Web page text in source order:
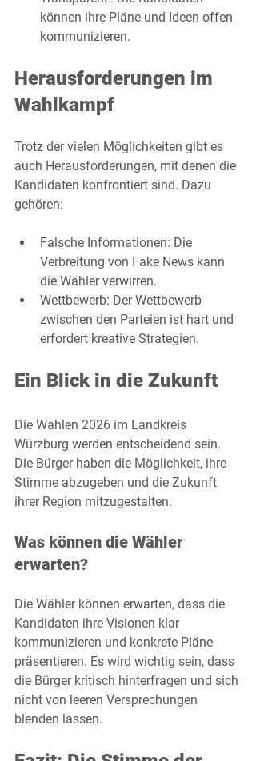
können ihre Pläne und Ideen offen
kommunizieren.
Herausforderungen im
Wahlkampf
Trotz der vielen Möglichkeiten gibt es
auch Herausforderungen, mit denen die
Kandidaten konfrontiert sind. Dazu
gehören:
Falsche Informationen: Die
Verbreitung von Fake News kann
die Wähler verwirren.
Wettbewerb: Der Wettbewerb
zwischen den Parteien ist hart und
erfordert kreative Strategien.
Ein Blick in die Zukunft
Die Wahlen 2026 im Landkreis
Würzburg werden entscheidend sein.
Die Bürger haben die Möglichkeit, ihre
Stimme abzugeben und die Zukunft
ihrer Region mitzugestalten.
Was können die Wähler
erwarten?
Die Wähler können erwarten, dass die
Kandidaten ihre Visionen klar
kommunizieren und konkrete Pläne
präsentieren. Es wird wichtig sein, dass
die Bürger kritisch hinterfragen und sich
nicht von leeren Versprechungen
blenden lassen.